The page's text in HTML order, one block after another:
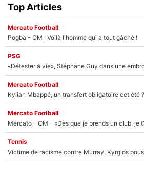
Top Articles
Mercato Football
Pogba - OM : Voilà l'homme qui a tout gâché !
PSG
«Détester à vie», Stéphane Guy dans une
Mercato Football
Kylian Mbappé, un transfert obligatoire cet été ?
Mercato Football
Tennis